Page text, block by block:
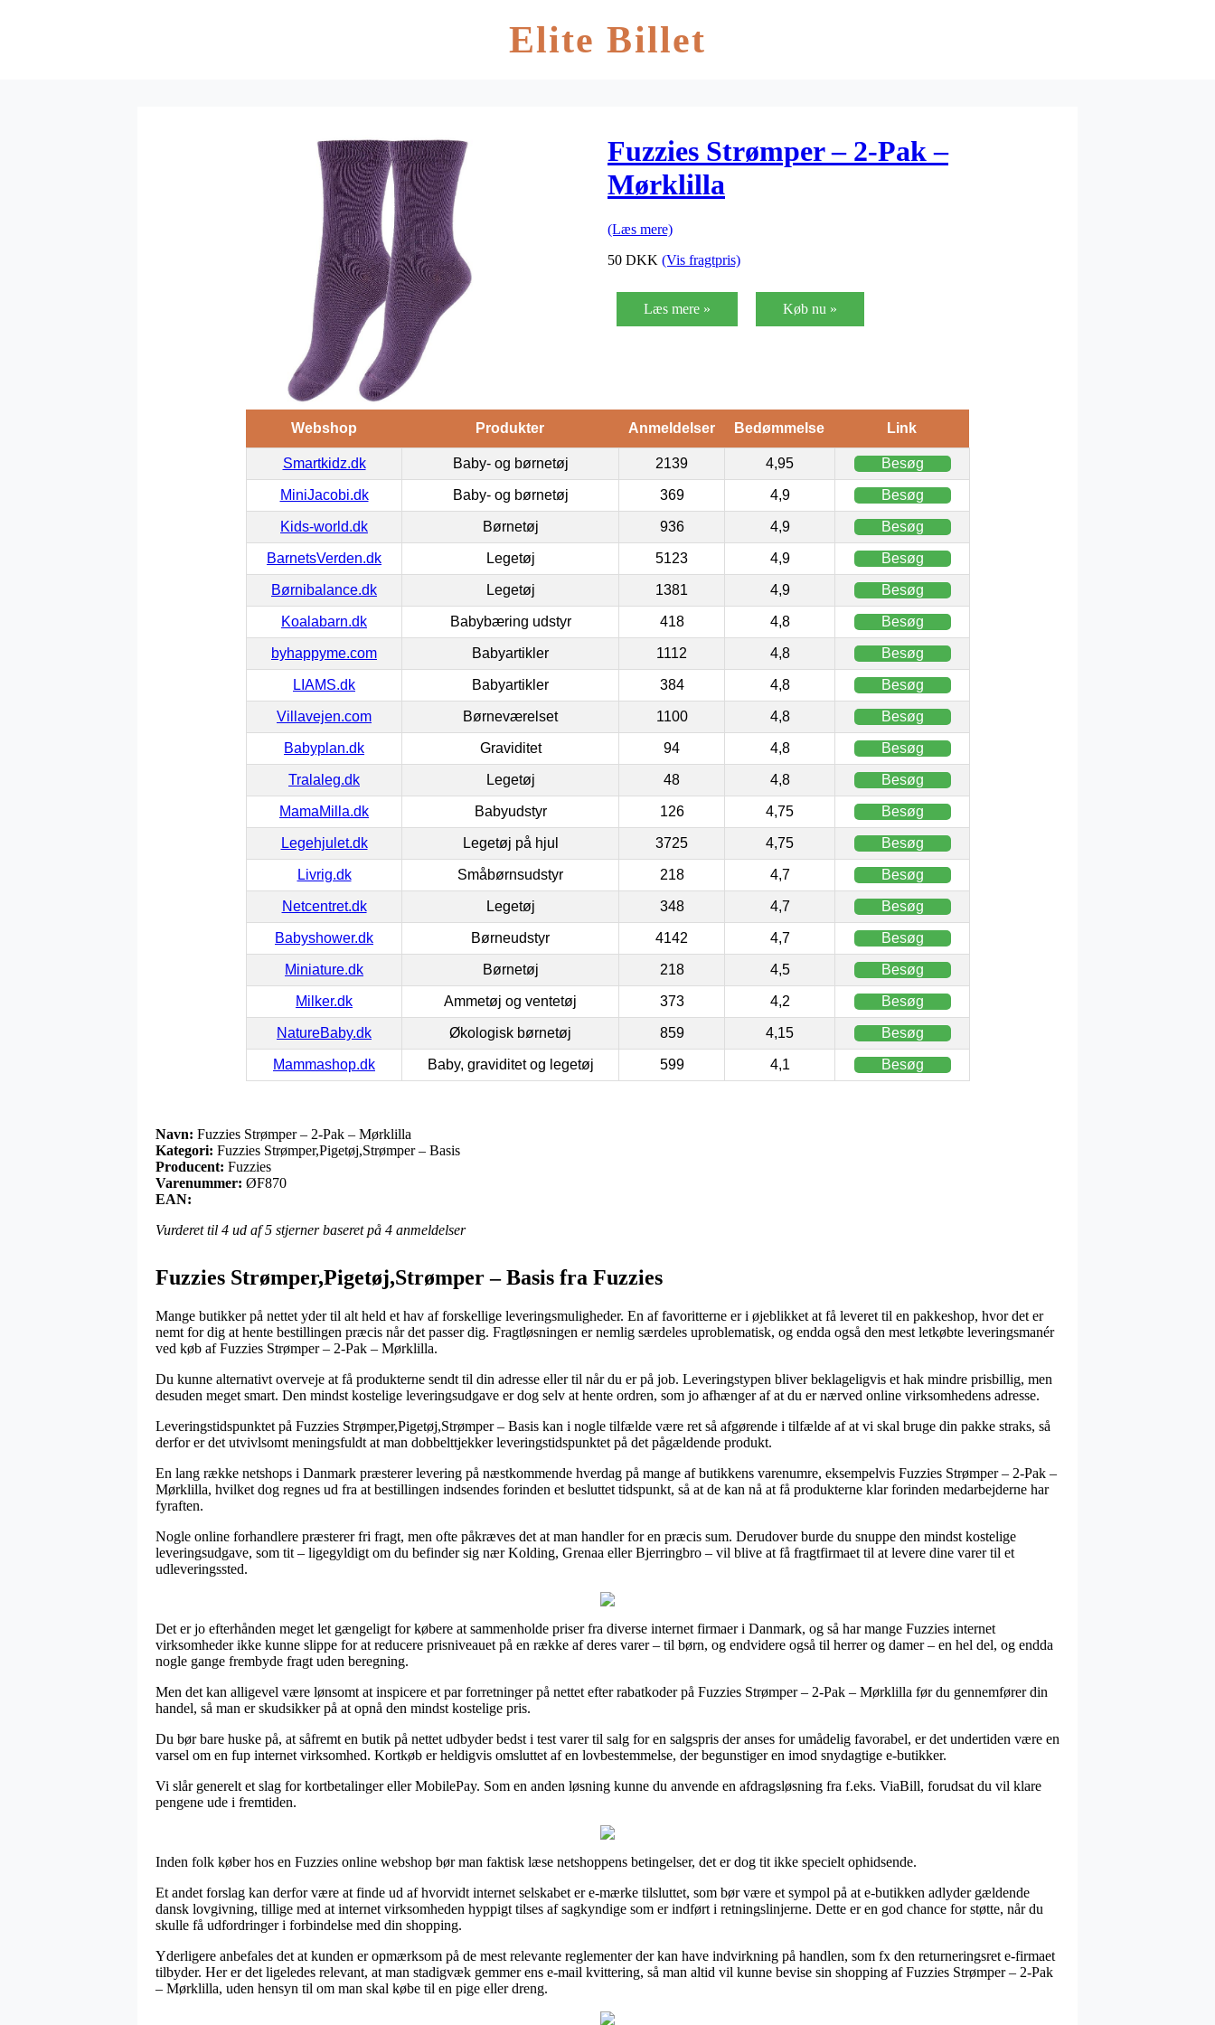
Elite Billet
Fuzzies Strømper – 2-Pak –
Mørklilla
(Læs mere)
50 DKK (Vis fragtpris)
Læs mere » Køb nu »
Webshop Produkter Anmeldelser Bedømmelse Link
Smartkidz.dk Baby- og børnetøj 2139 4,95 Besøg
MiniJacobi.dk Baby- og børnetøj 369 4,9 Besøg
Kids-world.dk Børnetøj 936 4,9 Besøg
BarnetsVerden.dk Legetøj 5123 4,9 Besøg
Børnibalance.dk Legetøj 1381 4,9 Besøg
Koalabarn.dk Babybæring udstyr 418 4,8 Besøg
byhappyme.com Babyartikler 1112 4,8 Besøg
LIAMS.dk Babyartikler 384 4,8 Besøg
Villavejen.com Børneværelset 1100 4,8 Besøg
Babyplan.dk Graviditet 94 4,8 Besøg
Tralaleg.dk Legetøj 48 4,8 Besøg
MamaMilla.dk Babyudstyr 126 4,75 Besøg
Legehjulet.dk Legetøj på hjul 3725 4,75 Besøg
Livrig.dk Småbørnsudstyr 218 4,7 Besøg
Netcentret.dk Legetøj 348 4,7 Besøg
Babyshower.dk Børneudstyr 4142 4,7 Besøg
Miniature.dk Børnetøj 218 4,5 Besøg
Milker.dk Ammetøj og ventetøj 373 4,2 Besøg
NatureBaby.dk Økologisk børnetøj 859 4,15 Besøg
Mammashop.dk Baby, graviditet og legetøj 599 4,1 Besøg
Navn: Fuzzies Strømper – 2-Pak – Mørklilla
Kategori: Fuzzies Strømper,Pigetøj,Strømper – Basis
Producent: Fuzzies
Varenummer: ØF870
EAN:
Vurderet til 4 ud af 5 stjerner baseret på 4 anmeldelser
Fuzzies Strømper,Pigetøj,Strømper – Basis fra Fuzzies
Mange butikker på nettet yder til alt held et hav af forskellige leveringsmuligheder. En af favoritterne er i øjeblikket at få leveret til en pakkeshop, hvor det er
nemt for dig at hente bestillingen præcis når det passer dig. Fragtløsningen er nemlig særdeles uproblematisk, og endda også den mest letkøbte leveringsmanér
ved køb af Fuzzies Strømper – 2-Pak – Mørklilla.
Du kunne alternativt overveje at få produkterne sendt til din adresse eller til når du er på job. Leveringstypen bliver beklageligvis et hak mindre prisbillig, men
desuden meget smart. Den mindst kostelige leveringsudgave er dog selv at hente ordren, som jo afhænger af at du er nærved online virksomhedens adresse.
Leveringstidspunktet på Fuzzies Strømper,Pigetøj,Strømper – Basis kan i nogle tilfælde være ret så afgørende i tilfælde af at vi skal bruge din pakke straks, så
derfor er det utvivlsomt meningsfuldt at man dobbelttjekker leveringstidspunktet på det pågældende produkt.
En lang række netshops i Danmark præsterer levering på næstkommende hverdag på mange af butikkens varenumre, eksempelvis Fuzzies Strømper – 2-Pak –
Mørklilla, hvilket dog regnes ud fra at bestillingen indsendes forinden et besluttet tidspunkt, så at de kan nå at få produkterne klar forinden medarbejderne har
fyraften.
Nogle online forhandlere præsterer fri fragt, men ofte påkræves det at man handler for en præcis sum. Derudover burde du snuppe den mindst kostelige
leveringsudgave, som tit – ligegyldigt om du befinder sig nær Kolding, Grenaa eller Bjerringbro – vil blive at få fragtfirmaet til at levere dine varer til et
udleveringssted.
Det er jo efterhånden meget let gængeligt for købere at sammenholde priser fra diverse internet firmaer i Danmark, og så har mange Fuzzies internet
virksomheder ikke kunne slippe for at reducere prisniveauet på en række af deres varer – til børn, og endvidere også til herrer og damer – en hel del, og endda
nogle gange frembyde fragt uden beregning.
Men det kan alligevel være lønsomt at inspicere et par forretninger på nettet efter rabatkoder på Fuzzies Strømper – 2-Pak – Mørklilla før du gennemfører din
handel, så man er skudsikker på at opnå den mindst kostelige pris.
Du bør bare huske på, at såfremt en butik på nettet udbyder bedst i test varer til salg for en salgspris der anses for umådelig favorabel, er det undertiden være en
varsel om en fup internet virksomhed. Kortkøb er heldigvis omsluttet af en lovbestemmelse, der begunstiger en imod snydagtige e-butikker.
Vi slår generelt et slag for kortbetalinger eller MobilePay. Som en anden løsning kunne du anvende en afdragsløsning fra f.eks. ViaBill, forudsat du vil klare
pengene ude i fremtiden.
Inden folk køber hos en Fuzzies online webshop bør man faktisk læse netshoppens betingelser, det er dog tit ikke specielt ophidsende.
Et andet forslag kan derfor være at finde ud af hvorvidt internet selskabet er e-mærke tilsluttet, som bør være et sympol på at e-butikken adlyder gældende
dansk lovgivning, tillige med at internet virksomheden hyppigt tilses af sagkyndige som er indført i retningslinjerne. Dette er en god chance for støtte, når du
skulle få udfordringer i forbindelse med din shopping.
Yderligere anbefales det at kunden er opmærksom på de mest relevante reglementer der kan have indvirkning på handlen, som fx den returneringsret e-firmaet
tilbyder. Her er det ligeledes relevant, at man stadigvæk gemmer ens e-mail kvittering, så man altid vil kunne bevise sin shopping af Fuzzies Strømper – 2-Pak
– Mørklilla, uden hensyn til om man skal købe til en pige eller dreng.